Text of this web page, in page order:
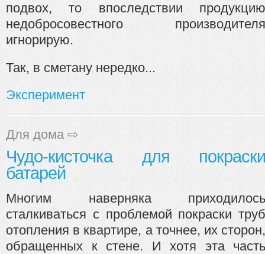
подвох, то впоследствии продукцию
недобросовестного производителя
игнорирую.
Так, в сметану нередко...
Эксперимент
Для дома⇨
Чудо-кисточка для покраски
батарей
Многим наверняка приходилось
сталкиваться с проблемой покраски труб
отопления в квартире, а точнее, их сторон,
обращенных к стене. И хотя эта часть